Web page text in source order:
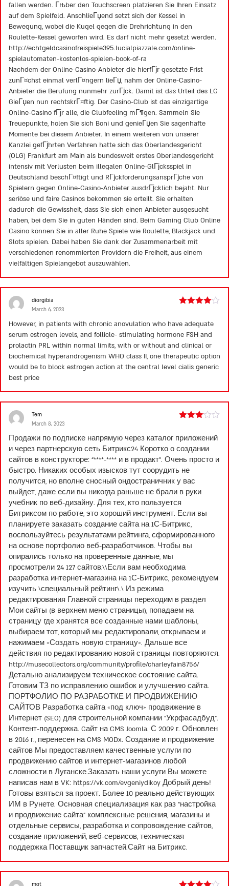
fallen werden. Гњber den Touchscreen platzieren Sie Ihren Einsatz
auf dem Spielfeld. AnschlieГџend setzt sich der Kessel in
Bewegung, wobei die Kugel gegen die Drehrichtung in den
Roulette-Kessel geworfen wird. Es darf nicht mehr gesetzt werden.
http://echtgeldcasinofreispiele395.lucialpiazzale.com/online-
spielautomaten-kostenlos-spielen-book-of-ra
Nachdem der Online-Casino-Anbieter die hierfГјr gesetzte Frist
zunГ¤chst einmal verlГ¤ngern lieГџ, nahm der Online-Casino-
Anbieter die Berufung nunmehr zurГјck. Damit ist das Urteil des LG
GieГџen nun rechtskrГ¤ftig. Der Casino-Club ist das einzigartige
Online-Casino fГјr alle, die Clubfeeling mГ¶gen. Sammeln Sie
Treuepunkte, holen Sie sich Boni und genieГџen Sie sagenhafte
Momente bei diesem Anbieter. In einem weiteren von unserer
Kanzlei gefГјhrten Verfahren hatte sich das Oberlandesgericht
(OLG) Frankfurt am Main als bundesweit erstes Oberlandesgericht
intensiv mit Verlusten beim illegalen Online-GlГјcksspiel in
Deutschland beschГ¤ftigt und RГјckforderungsansprГјche von
Spielern gegen Online-Casino-Anbieter ausdrГјcklich bejaht. Nur
seriöse und faire Casinos bekommen sie erteilt. Sie erhalten
dadurch die Gewissheit, dass Sie sich einen Anbieter ausgesucht
haben, bei dem Sie in guten Händen sind. Beim Gaming Club Online
Casino können Sie in aller Ruhe Spiele wie Roulette, Blackjack und
Slots spielen. Dabei haben Sie dank der Zusammenarbeit mit
verschiedenen renommierten Providern die Freiheit, aus einem
vielfältigen Spielangebot auszuwählen.
diorgibia
March 6, 2023
However, in patients with chronic anovulation who have adequate
serum estrogen levels, and follicle- stimulating hormone FSH and
prolactin PRL within normal limits, with or without and clinical or
biochemical hyperandrogenism WHO class II, one therapeutic option
would be to block estrogen action at the central level cialis generic
best price
of 5
Tem
March 8, 2023
Продажи по подписке напрямую через каталог приложений
и через партнерскую сеть Битрикс24 Коротко о создании
сайтов в конструкторе: “****-**** и в продакт”. Очень просто и
быстро. Никаких особых изысков тут соорудить не
получится, но вполне сносный ондостраничник у вас
выйдет, даже если вы никогда раньше не брали в руки
учебник по веб-дизайну. Для тех, кто пользуется
Битриксом по работе, это хороший инструмент. Если вы
планируете заказать создание сайта на 1С-Битрикс,
воспользуйтесь результатами рейтинга, сформированного
на основе портфолио веб-разработчиков. Чтобы вы
опирались только на проверенные данные, мы
просмотрели 24 127 сайтов.\\Если вам необходима
разработка интернет-магазина на 1С-Битрикс, рекомендуем
изучить \специальный рейтинг\.\ Из режима
редактирования Главной страницы переходим в раздел
Мои сайты (в верхнем меню страницы), попадаем на
страницу где хранятся все созданные нами шаблоны,
выбираем тот, который мы редактировали, открываем и
нажимаем «Создать новую страницу». Дальше все
действия по редактированию новой страницы повторяются.
http://musecollectors.org/community/profile/charleyfain8756/
Детально анализируем техническое состояние сайта.
Готовим ТЗ по исправлению ошибок и улучшению сайта.
ПОРТФОЛИО ПО РАЗРАБОТКЕ И ПРОДВИЖЕНИЮ
САЙТОВ Разработка сайта «под ключ» продвижение в
Интернет (SEO) для строительной компании “Укрфасадбуд”.
Контент-поддержка. Cайт на CMS Joomla. С 2009 г. Обновлен
в 2016 г., перенесен на CMS MODx. Создание и продвижение
сайтов Мы предоставляем качественные услуги по
продвижению сайтов и интернет-магазинов любой
сложности в Луганске.Заказать наши услуги Вы можете
написав нам в VK: https://vk.com/evgeniydikoy Добрый день!
Готовы взяться за проект. Более 10 реально действующих
ИМ в Рунете. Основная специализация как раз “настройка
и продвижение сайта” комплексные решения, магазины и
отдельные сервисы, разработка и сопровождение сайтов,
создание приложений, веб-сервисов, техническая
поддержка Поставщик запчастей.Сайт на Битрикс.